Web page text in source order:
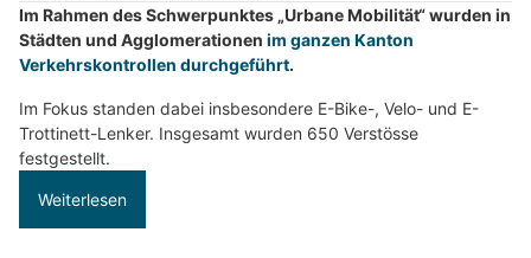
Im Rahmen des Schwerpunktes „Urbane Mobilität“ wurden in
Städten und Agglomerationen im ganzen Kanton
Verkehrskontrollen durchgeführt.
Im Fokus standen dabei insbesondere E-Bike-, Velo- und E-
Trottinett-Lenker. Insgesamt wurden 650 Verstösse
festgestellt.
Weiterlesen